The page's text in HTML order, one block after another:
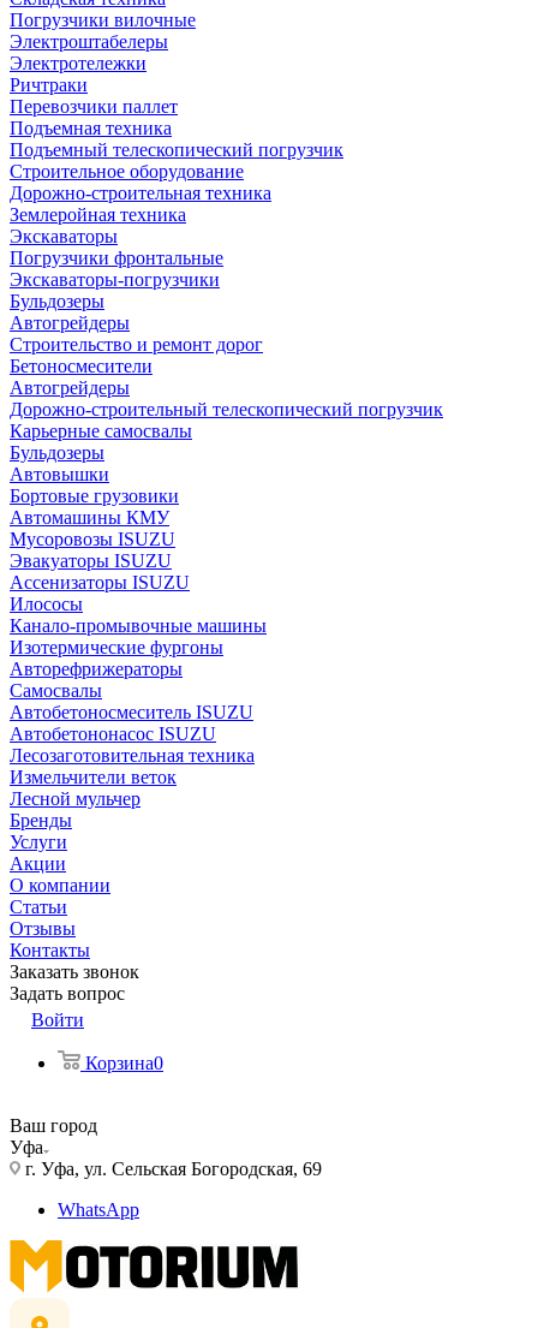
Погрузчики вилочные
Электроштабелеры
Электротележки
Ричтраки
Перевозчики паллет
Подъемная техника
Подъемный телескопический погрузчик
Строительное оборудование
Дорожно-строительная техника
Землеройная техника
Экскаваторы
Погрузчики фронтальные
Экскаваторы-погрузчики
Бульдозеры
Автогрейдеры
Строительство и ремонт дорог
Бетоносмесители
Автогрейдеры
Дорожно-строительный телескопический погрузчик
Карьерные самосвалы
Бульдозеры
Автовышки
Бортовые грузовики
Автомашины КМУ
Мусоровозы ISUZU
Эвакуаторы ISUZU
Ассенизаторы ISUZU
Илососы
Канало-промывочные машины
Изотермические фургоны
Авторефрижераторы
Самосвалы
Автобетоносмеситель ISUZU
Автобетононасос ISUZU
Лесозаготовительная техника
Измельчители веток
Лесной мульчер
Бренды
Услуги
Акции
О компании
Статьи
Отзывы
Контакты
Заказать звонок
Задать вопрос
Войти
Корзина0
Ваш город
Уфа
г. Уфа, ул. Сельская Богородская, 69
WhatsApp